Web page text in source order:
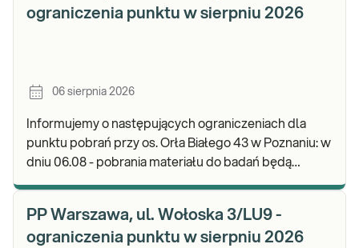
ograniczenia punktu w sierpniu 2026
06 sierpnia 2026
Informujemy o następujących ograniczeniach dla
punktu pobrań przy os. Orła Białego 43 w Poznaniu: w
dniu 06.08 - pobrania materiału do badań będą
PP Warszawa, ul. Wołoska 3/LU9 -
ograniczenia punktu w sierpniu 2026